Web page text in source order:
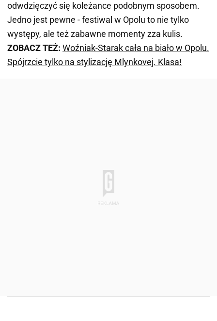
odwdzięczyć się koleżance podobnym sposobem.
Jedno jest pewne - festiwal w Opolu to nie tylko
występy, ale też zabawne momenty zza kulis.
ZOBACZ TEŻ: Woźniak-Starak cała na biało w Opolu.
Spójrzcie tylko na stylizację Mlynkovej. Klasa!